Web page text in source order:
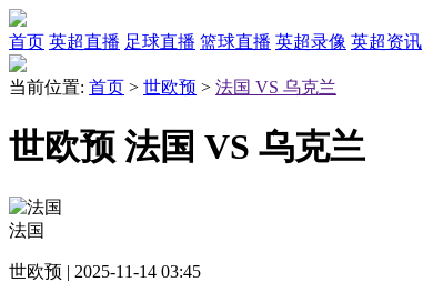
首页 英超直播 足球直播 篮球直播 英超录像 英超资讯
当前位置: 首页 > 世欧预 > 法国 VS 乌克兰
世欧预 法国 VS 乌克兰
法国
世欧预 | 2025-11-14 03:45